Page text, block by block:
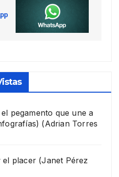
pegamento que une a
(Adrian Torres
el placer (Janet Pérez